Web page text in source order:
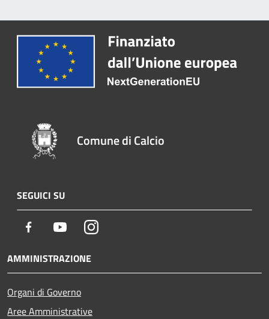
Comune di Calcio
SEGUICI SU
Facebook YoutubeInstagram
AMMINISTRAZIONE
Organi di Governo
Aree Amministrative